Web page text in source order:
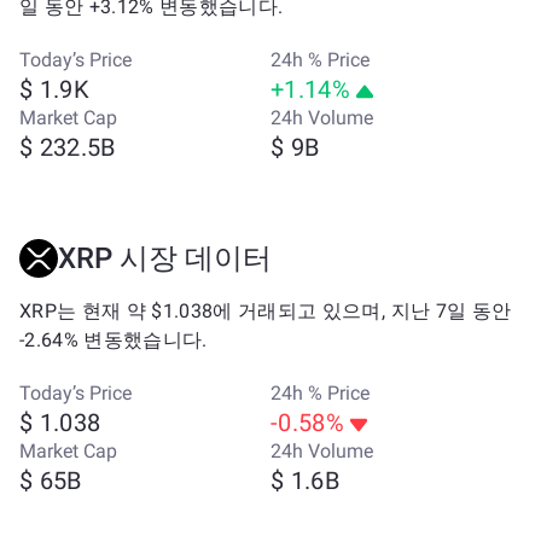
일 동안 +3.12% 변동했습니다.
Today’s Price
$ 1.9K
24h % Price
+1.14%
Market Cap
$ 232.5B
24h Volume
$ 9B
XRP 시장 데이터
XRP는 현재 약 $1.038에 거래되고 있으며, 지난 7일 동안
-2.64% 변동했습니다.
Today’s Price
$ 1.038
24h % Price
-0.58%
Market Cap
$ 65B
24h Volume
$ 1.6B